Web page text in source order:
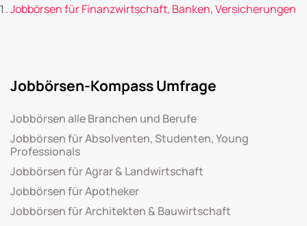
Jobbörsen für Finanzwirtschaft, Banken, Versicherungen
Jobbörsen-Kompass Umfrage
Jobbörsen alle Branchen und Berufe
Jobbörsen für Absolventen, Studenten, Young
Professionals
Jobbörsen für Agrar & Landwirtschaft
Jobbörsen für Apotheker
Jobbörsen für Architekten & Bauwirtschaft